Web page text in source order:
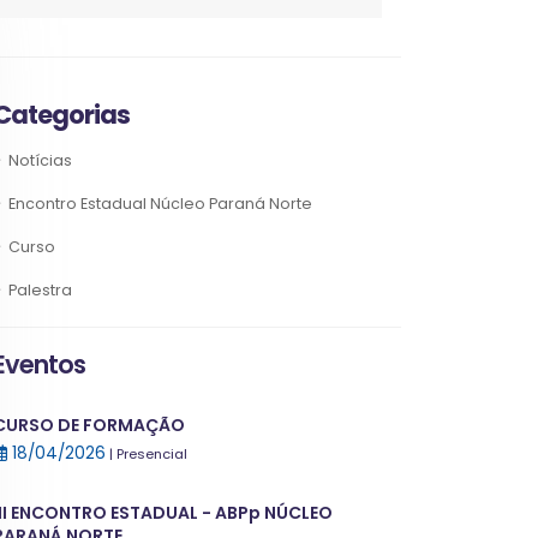
Notícias
Encontro Estadual Núcleo Paraná Norte
Curso
Palestra
DE FORMAÇÃO
18/04/2026 | Presencial
ENCONTRO ESTADUAL - ABPp NÚCLEO